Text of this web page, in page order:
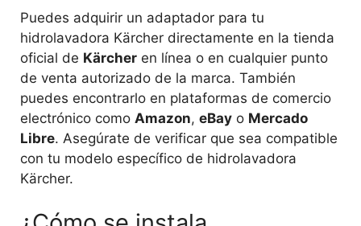
Puedes adquirir un adaptador para tu
hidrolavadora Kärcher directamente en la tienda
oficial de Kärcher en línea o en cualquier punto
de venta autorizado de la marca. También
puedes encontrarlo en plataformas de comercio
electrónico como Amazon, eBay o Mercado
Libre. Asegúrate de verificar que sea compatible
con tu modelo específico de hidrolavadora
Kärcher.